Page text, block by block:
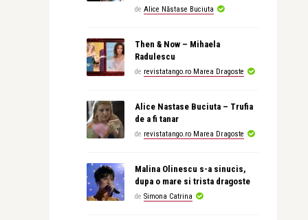
de Alice Năstase Buciuta
Then & Now – Mihaela
Radulescu
de revistatango.ro Marea Dragoste
Alice Nastase Buciuta – Trufia
de a fi tanar
de revistatango.ro Marea Dragoste
Malina Olinescu s-a sinucis,
dupa o mare si trista dragoste
de Simona Catrina